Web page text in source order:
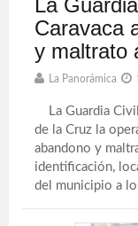
La
Caravaca
y maltrato
La Panorámica
La Guardia Civil
de la Cruz la
abandono y
identificación,
del municipio a